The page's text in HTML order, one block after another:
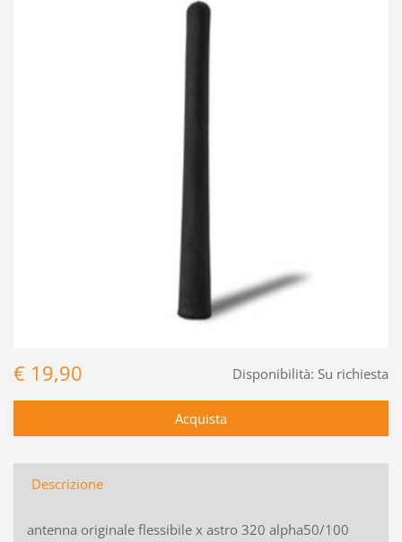
Disponibilità: Su richiesta
€ 19,90
Descrizione
antenna originale flessibile x astro 320 alpha50/100